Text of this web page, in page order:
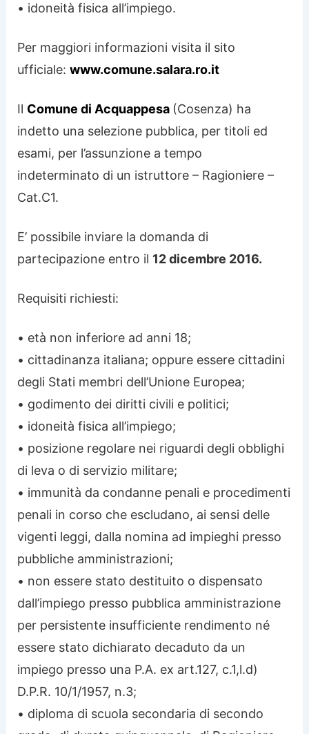
• idoneità fisica all’impiego.
Per maggiori informazioni visita il sito
ufficiale:www.comune.salara.ro.it
Il Comune di Acquappesa (Cosenza) ha
indetto una selezione pubblica, per titoli ed
esami, per l’assunzione a tempo
indeterminato di un istruttore – Ragioniere –
Cat.C1.
E’ possibile inviare la domanda di
partecipazione entro il 12 dicembre 2016.
Requisiti richiesti:
• età non inferiore ad anni 18;
• cittadinanza italiana; oppure essere cittadini
degli Stati membri dell’Unione Europea;
• godimento dei diritti civili e politici;
• idoneità fisica all’impiego;
• posizione regolare nei riguardi degli obblighi
di leva o di servizio militare;
• immunità da condanne penali e procedimenti
penali in corso che escludano, ai sensi delle
vigenti leggi, dalla nomina ad impieghi presso
pubbliche amministrazioni;
• non essere stato destituito o dispensato
dall’impiego presso pubblica amministrazione
per persistente insufficiente rendimento né
essere stato dichiarato decaduto da un
impiego presso una P.A. ex art.127, c.1,l.d)
D.P.R. 10/1/1957, n.3;
• diploma di scuola secondaria di secondo